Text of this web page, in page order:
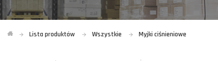
Lista produktów Wszystkie Myjki ciśnieniowe